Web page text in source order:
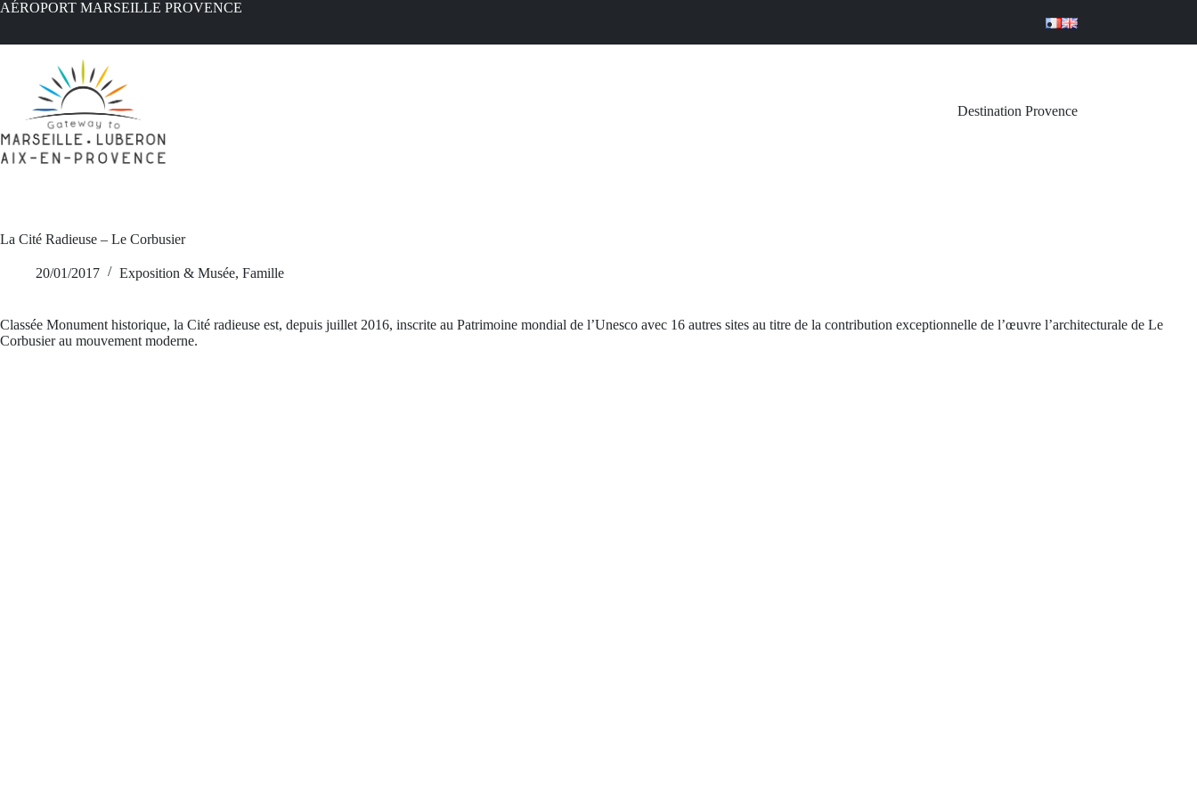
Passer
AÉROPORT MARSEILLE PROVENCE
Destination Provence
La Cité Radieuse – Le Corbusier
20/01/2017 Exposition & Musée, Famille
Classée Monument historique, la Cité radieuse est, depuis juillet 2016, inscrite au Patrimoine mondial de l’Unesco avec 16 autres sites au titre de la contribution exceptionnelle de l’œuvre l’architecturale de Le
Corbusier au mouvement moderne.